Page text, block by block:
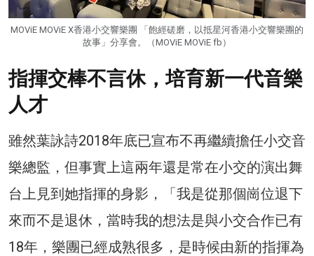
MOViE MOViE X香港小交響樂團 「飽經磋磨，以抵星河香港小交響樂團的
故事」分享會。（MOViE MOViE fb）
指揮交棒不言休，培育新一代音樂
人才
雖然葉詠詩2018年底已宣布不再繼續擔任小交音
樂總監，但事實上這兩年還是常在小交的演出舞
台上見到她指揮的身影，「我是從那個崗位退下
來而不是退休，當時我的想法是與小交合作已有
18年，樂團已經成熟很多，是時候由新的指揮為